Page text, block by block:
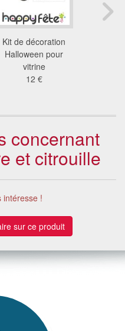
Kit de décoration
Halloween pour
vitrine
12 €
concernant
et citrouille
intéresse !
sur ce produit